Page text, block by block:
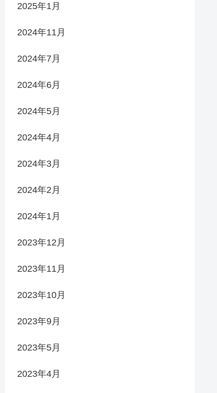
2025年1月
2024年11月
2024年7月
2024年6月
2024年5月
2024年4月
2024年3月
2024年2月
2024年1月
2023年12月
2023年11月
2023年10月
2023年9月
2023年5月
2023年4月